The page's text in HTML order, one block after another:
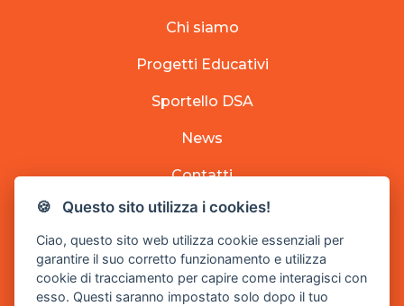
Chi siamo
Progetti Educativi
Sportello DSA
News
Contatti
Donazioni
5x1000
Diventa Volontario
🍪 Questo sito utilizza i cookies!
Ciao, questo sito web utilizza cookie essenziali per
garantire il suo corretto funzionamento e utilizza
cookie di tracciamento per capire come interagisci con
esso. Questi saranno impostato solo dopo il tuo